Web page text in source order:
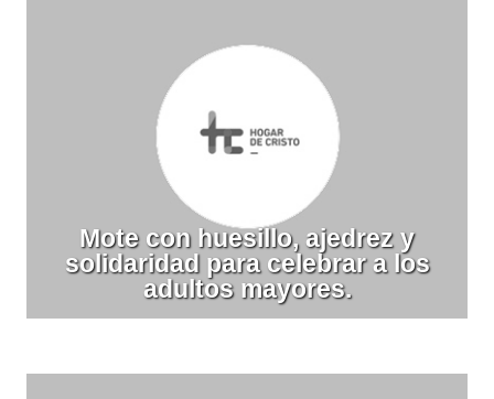
Mote con huesillo, ajedrez y
solidaridad para celebrar a los
adultos mayores.